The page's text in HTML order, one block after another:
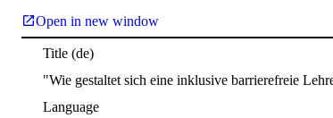
Open in new window
Title (de)
"Wie gestaltet sich eine inklusive barrierefreie
Language